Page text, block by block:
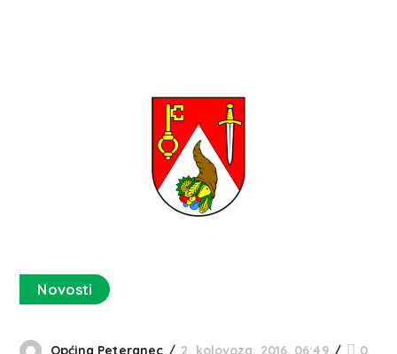
Novosti
Općina Peteranec 2. kolovoza, 2016. 06:49 0